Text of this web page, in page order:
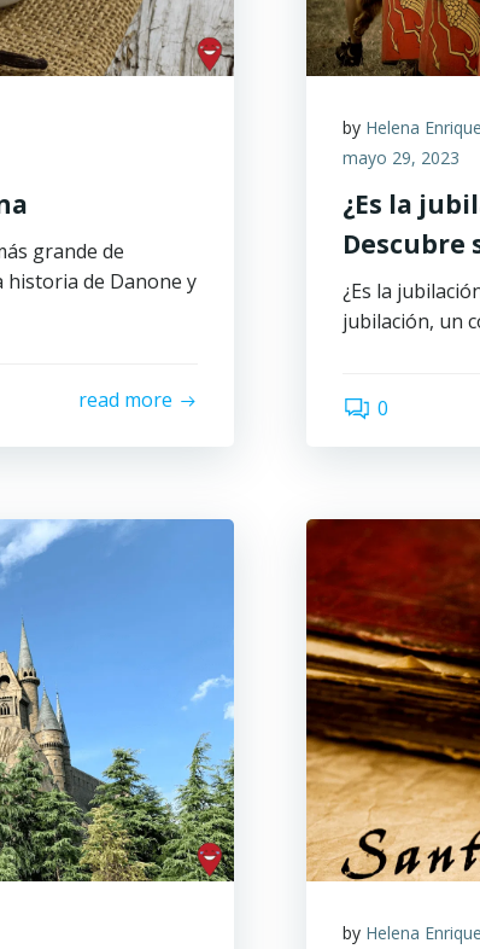
grande de
historia de Danone y
read more
by Helena Enrique
mayo 29, 2023
¿Es la
Descubre
¿Es la
jubilación, un
0
by Helena Enrique